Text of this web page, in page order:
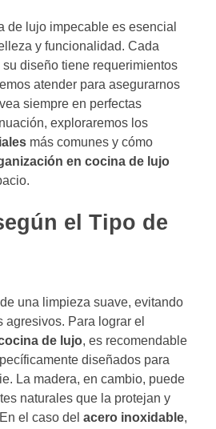
de lujo impecable es esencial
y funcionalidad. Cada
diseño tiene requerimientos
atender para asegurarnos
siempre en perfectas
exploraremos los
más comunes y cómo
en cocina de lujo
el Tipo de
una limpieza suave, evitando
agresivos. Para lograr el
de lujo, es recomendable
diseñados para
La madera, en cambio, puede
naturales que la protejan y
el caso del acero inoxidable,